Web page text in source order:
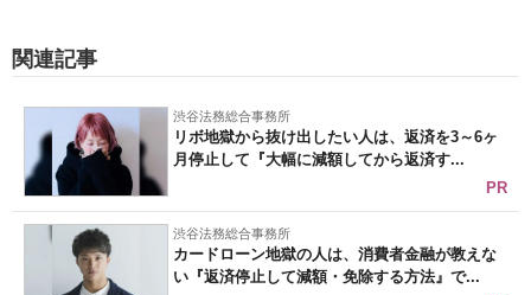
関連記事
渋谷法務総合事務所
リボ地獄から抜け出したい人は、返済を3～6ヶ
月停止して『大幅に減額してから返済す...
PR
渋谷法務総合事務所
カードローン地獄の人は、消費者金融が教えな
い『返済停止して減額・免除する方法』で...